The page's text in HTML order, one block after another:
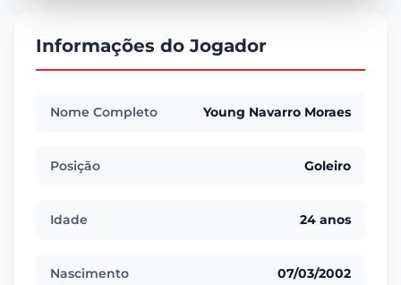
Informações do Jogador
Nome Completo Young Navarro Moraes
Posição Goleiro
Idade 24 anos
Nascimento 07/03/2002